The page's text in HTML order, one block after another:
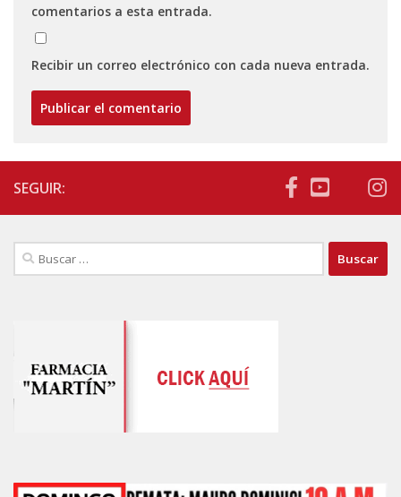
comentarios a esta entrada.
Recibir un correo electrónico con cada nueva entrada.
SEGUIR:
Buscar: